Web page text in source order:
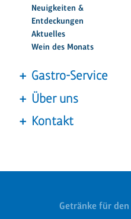
Neuigkeiten &
Entdeckungen
Aktuelles
Wein des Monats
Gastro-Service
Über uns
Kontakt
Getränke für